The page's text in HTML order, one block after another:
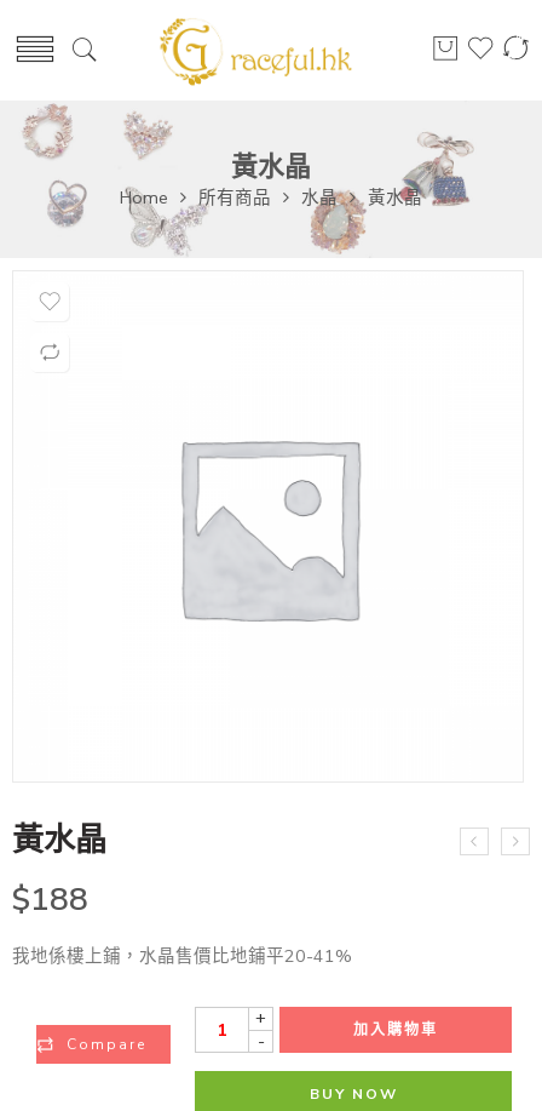
黃水晶
Home 所有商品 水晶 黃水晶
黃水晶
$188
我地係樓上鋪，水晶售價比地鋪平20-41%
+
-
加入購物車
BUY NOW
Compare